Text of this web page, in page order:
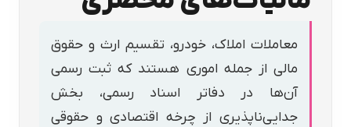
معاملات املاک، خودرو، تقسیم ارث و حقوق
مالی از جمله اموری هستند که ثبت رسمی
آن‌ها در دفاتر اسناد رسمی، بخش
جدایی‌ناپذیری از چرخه اقتصادی و حقوقی